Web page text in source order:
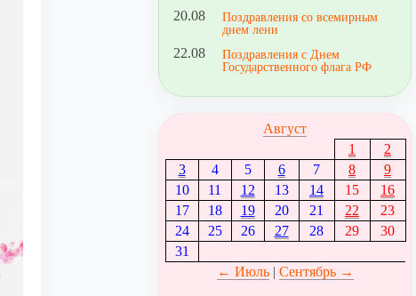
20.08
Поздравления со всемирным
днем лени
22.08
Поздравления с Днем
Государственного флага РФ
Август
1
2
3
4 5 6 7 8
9
10
11 12 13 14 15
16
17
18 19 20 21 22
23
24
25 26 27 28 29
30
31
← Июль| Сентябрь →